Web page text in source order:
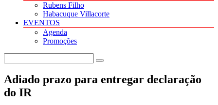
Rubens Filho
Habacuque Villacorte
EVENTOS
Agenda
Promoções
Adiado prazo para entregar declaração
do IR